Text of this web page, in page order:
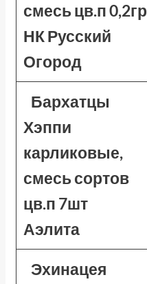
смесь цв.п 0,2гр
НК Русский
Огород
Бархатцы
Хэппи
карликовые,
смесь сортов
цв.п 7шт
Аэлита
Эхинацея